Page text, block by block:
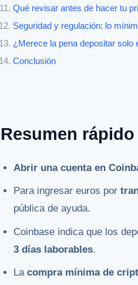
Qué revisar antes de hacer tu
Seguridad y regulación: lo
¿Merece la pena depositar solo
Conclusión
Resumen rápido
Abrir una cuenta en
Para ingresar euros por
pública de ayuda.
Coinbase indica que los
3 días laborables.
Lacompra mínima de